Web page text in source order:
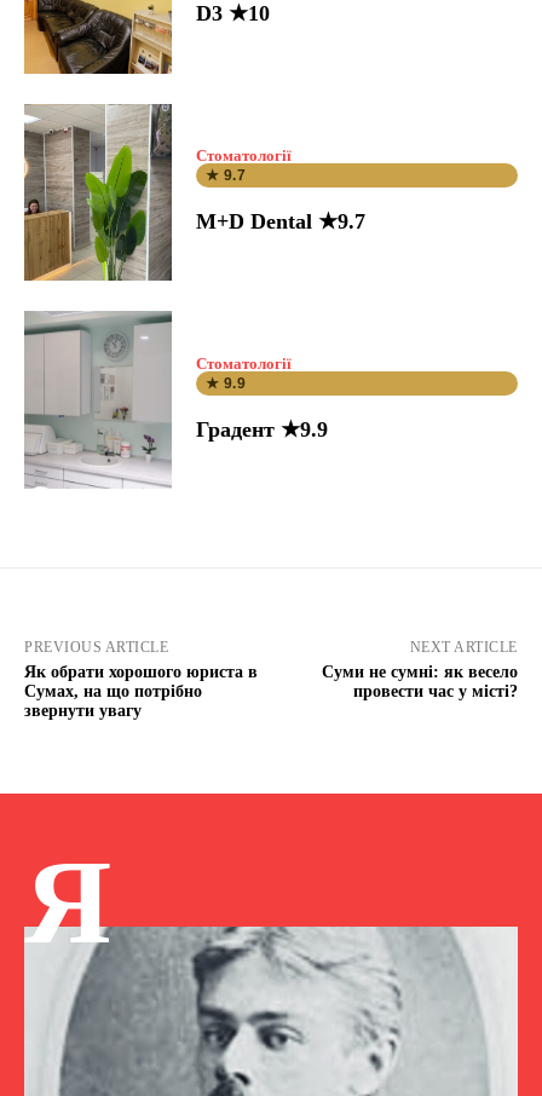
D3 ★10
Стоматології
★ 9.7
M+D Dental ★9.7
Стоматології
★ 9.9
Градент ★9.9
PREVIOUS ARTICLE
Як обрати хорошого юриста в
Сумах, на що потрібно
звернути увагу
NEXT ARTICLE
Суми не сумні: як весело
провести час у місті?
Я